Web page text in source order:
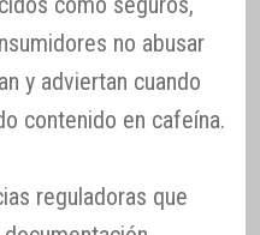
no abusar
y adviertan cuando
contenido en cafeína.
reguladoras que